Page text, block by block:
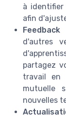
à identifier
afin
d'autres
partagez
travail en
mutuelle
nouvelles